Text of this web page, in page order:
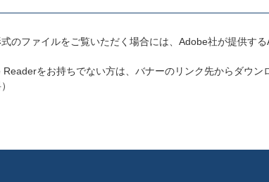
のファイルをご覧いただく場合には、Adobe社が提供す
Readerをお持ちでない方は、バナーのリンク先からダウン